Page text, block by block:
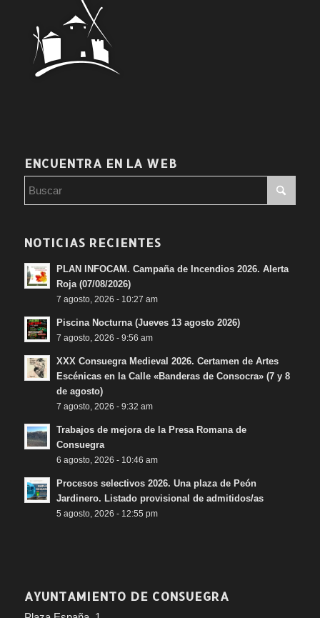
ENCUENTRA EN LA WEB
NOTICIAS RECIENTES
PLAN INFOCAM. Campaña de Incendios 2026. Alerta
Roja (07/08/2026)
7 agosto, 2026 - 10:27 am
Piscina Nocturna (Jueves 13 agosto 2026)
7 agosto, 2026 - 9:56 am
XXX Consuegra Medieval 2026. Certamen de Artes
Escénicas en la Calle «Banderas de Consocra» (7 y 8
de agosto)
7 agosto, 2026 - 9:32 am
Trabajos de mejora de la Presa Romana de
Consuegra
6 agosto, 2026 - 10:46 am
Procesos selectivos 2026. Una plaza de Peón
Jardinero. Listado provisional de admitidos/as
5 agosto, 2026 - 12:55 pm
AYUNTAMIENTO DE CONSUEGRA